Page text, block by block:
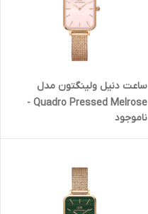
ساعت دنیل ولینگتون مدل
Quadro Pressed Melrose -
صفحه صورتی صدفی (زنانه)
ناموجود